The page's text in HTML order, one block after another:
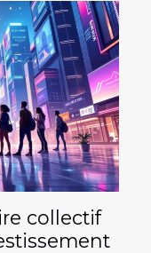
collectif